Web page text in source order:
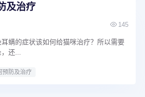
及治疗
145
螨的症状该如何给猫咪治疗？所以需要
还...
预防及治疗